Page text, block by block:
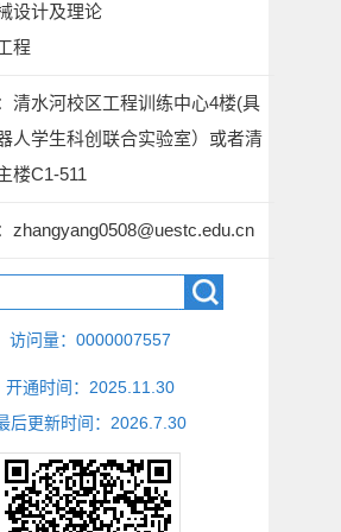
设计及理论
程
清水河校区工程训练中心4楼(具
人学生科创联合实验室）或者清
楼C1-511
zhangyang0508@uestc.edu.cn
访问量： 0000007557
开通时间： 2025 11 30
后更新时间： 2026 7 30